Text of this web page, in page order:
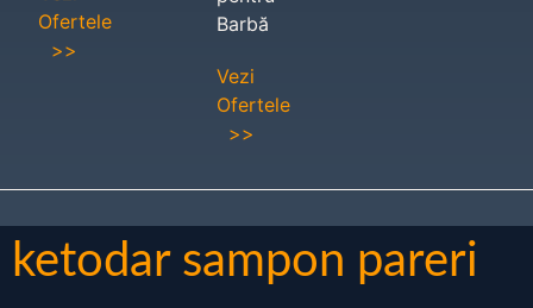
Ofertele
>>
Barbă
Vezi
Ofertele
>>
ketodar sampon pareri